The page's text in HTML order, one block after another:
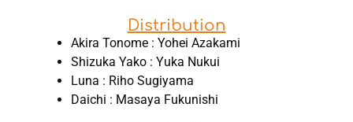
Distribution
Akira Tonome : Yohei Azakami
Shizuka Yako : Yuka Nukui
Luna : Riho Sugiyama
Daichi : Masaya Fukunishi